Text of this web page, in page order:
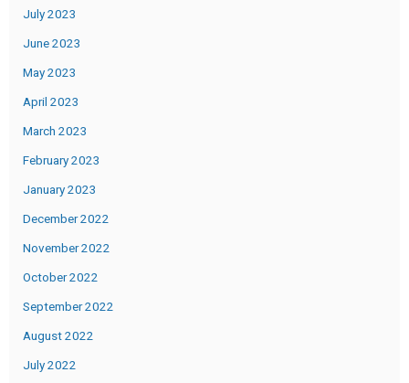
July 2023
June 2023
May 2023
April 2023
March 2023
February 2023
January 2023
December 2022
November 2022
October 2022
September 2022
August 2022
July 2022